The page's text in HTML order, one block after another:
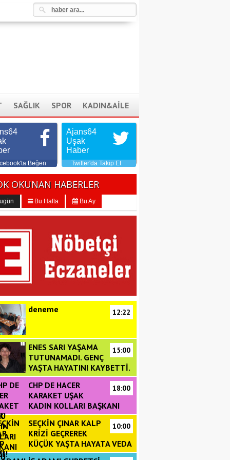
SAĞLIK SPOR KADIN&AİLE
Beğen
Ajans64
Uşak
Haber
Twitter'da Takip Et
OKUNAN HABERLER
Bu Hafta Bu Ay
12:22
deneme
15:00
ENES SARI YAŞAMA
TUTUNAMADI. GENÇ
YAŞTA HAYATINI KAYBETTİ.
18:00
CHP DE HACER
KARAKET UŞAK
KADIN KOLLARI BAŞKANI
10:00
SEÇKİN ÇINAR KALP
KRİZİ GEÇREREK
KÜÇÜK YAŞTA HAYATA VEDA